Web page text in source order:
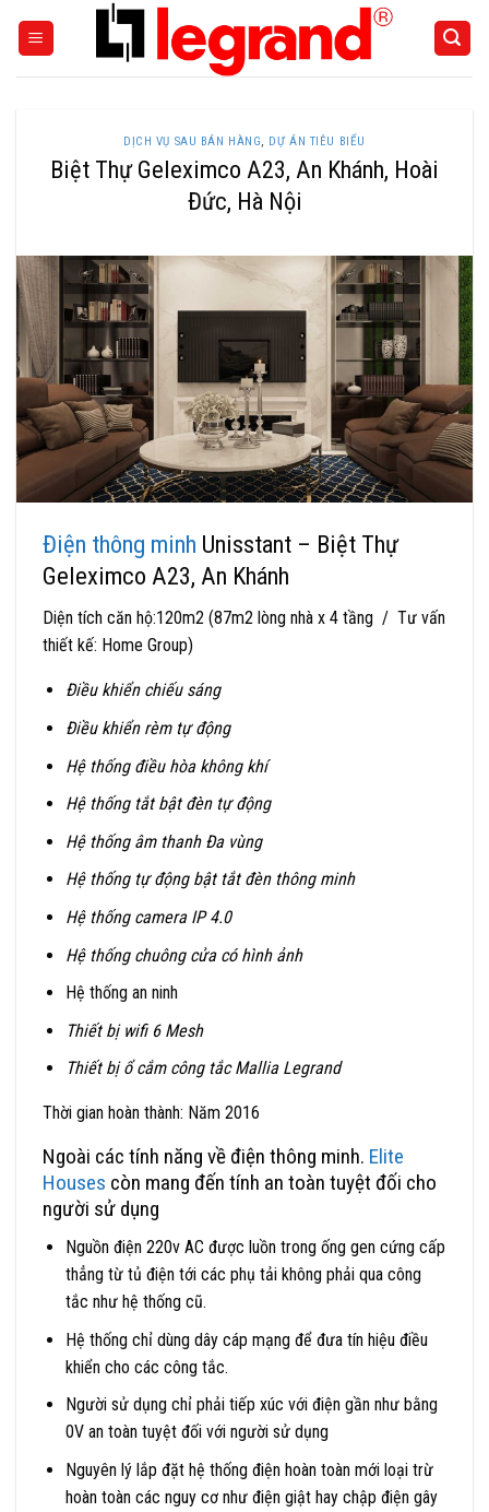
DỊCH VỤ SAU BÁN HÀNG, DỰ ÁN TIÊU BIỂU
Biệt Thự Geleximco A23, An Khánh, Hoài
Đức, Hà Nội
Điện thông minh Unisstant – Biệt Thự
Geleximco A23, An Khánh
Diện tích căn hộ:120m2 (87m2 lòng nhà x 4 tầng / Tư vấn
thiết kế: Home Group)
Điều khiển chiếu sáng
Điều khiển rèm tự động
Hệ thống điều hòa không khí
Hệ thống tắt bật đèn tự động
Hệ thống âm thanh Đa vùng
Hệ thống tự động bật tắt đèn thông minh
Hệ thống camera IP 4.0
Hệ thống chuông cửa có hình ảnh
Hệ thống an ninh
Thiết bị wifi 6 Mesh
Thiết bị ổ cắm công tắc Mallia Legrand
Thời gian hoàn thành: Năm 2016
Ngoài các tính năng về điện thông minh. Elite
Houses còn mang đến tính an toàn tuyệt đối cho
người sử dụng
Nguồn điện 220v AC được luồn trong ống gen cứng cấp
thẳng từ tủ điện tới các phụ tải không phải qua công
tắc như hệ thống cũ.
Hệ thống chỉ dùng dây cáp mạng để đưa tín hiệu điều
khiển cho các công tắc.
Người sử dụng chỉ phải tiếp xúc với điện gần như bằng
0V an toàn tuyệt đối với người sử dụng
Nguyên lý lắp đặt hệ thống điện hoàn toàn mới loại trừ
hoàn toàn các nguy cơ như điện giật hay chập điện gây